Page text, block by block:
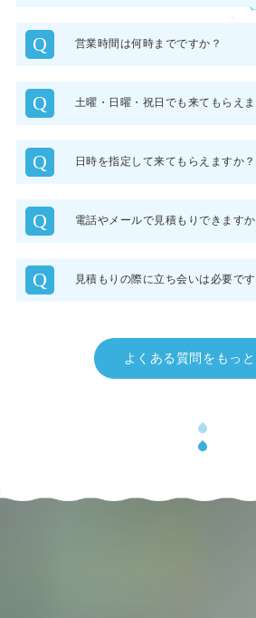
Q 営業時間は何時までですか？
Q 土曜・日曜・祝日でも来てもらえま
Q 日時を指定して来てもらえますか？
Q 電話やメールで見積もりできますか
Q 見積もりの際に立ち会いは必要で
よくある質問をもっ